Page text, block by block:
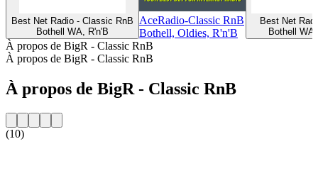
Best Net Radio - Classic RnB
Bothell WA, R'n'B
AceRadio-Classic RnB
Bothell, Oldies, R'n'B
Best Net
Bothell
À propos de BigR - Classic RnB
À propos de BigR - Classic RnB
À propos de BigR - Classic RnB
(10)